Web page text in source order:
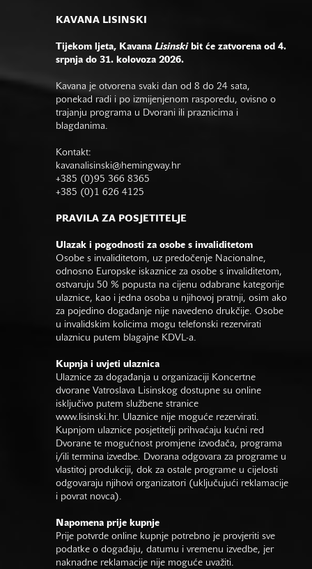
KAVANA LISINSKI
Tijekom ljeta, Kavana Lisinskibit će zatvorena od 4.
srpnja do 31. kolovoza 2026.
Kavana je otvorena svaki dan od 8 do 24 sata,
ponekad radi i po izmijenjenom rasporedu, ovisno o
trajanju programa u Dvorani ili praznicima i
blagdanima.
Kontakt:
kavanalisinski@hemingway.hr
+385 (0)95 366 8365
+385 (0)1 626 4125
PRAVILA ZA POSJETITELJE
Ulazak i pogodnosti za osobe s invaliditetom
Osobe s invaliditetom, uz predočenje Nacionalne,
odnosno Europske iskaznice za osobe s invaliditetom,
ostvaruju 50 % popusta na cijenu odabrane kategorije
ulaznice, kao i jedna osoba u njihovoj pratnji, osim ako
za pojedino događanje nije navedeno drukčije. Osobe
u invalidskim kolicima mogu telefonski rezervirati
ulaznicu putem blagajne KDVL-a.
Kupnja i uvjeti ulaznica
Ulaznice za događanja u organizaciji Koncertne
dvorane Vatroslava Lisinskog dostupne su online
isključivo putem službene stranice
www.lisinski.hr. Ulaznice nije moguće rezervirati.
Kupnjom ulaznice posjetitelji prihvaćaju kućni red
Dvorane te mogućnost promjene izvođača, programa
i/ili termina izvedbe. Dvorana odgovara za programe u
vlastitoj produkciji, dok za ostale programe u cijelosti
odgovaraju njihovi organizatori (uključujući reklamacije
i povrat novca).
Napomena prije kupnje
Prije potvrde online kupnje potrebno je provjeriti sve
podatke o događaju, datumu i vremenu izvedbe, jer
naknadne reklamacije nije moguće uvažiti.